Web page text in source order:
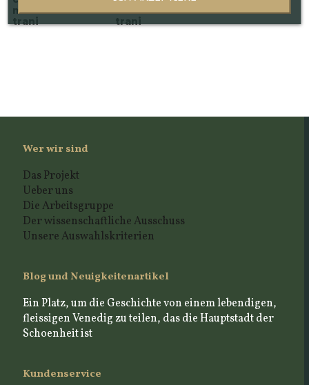
marmo di
marmo di
Trani
Wer wir sind
Das Projekt
Ueber uns
Die Arbeitsgruppe
Der wissenschaftliche Ausschuss
Unsere Auswahlskriterien
Blog und Neuigkeitenartikel
Ein Platz, um die Geschichte von einem lebendigen,
fleissigen Venedig zu teilen, das die Hauptstadt der
Schoenheit ist
Kundenservice